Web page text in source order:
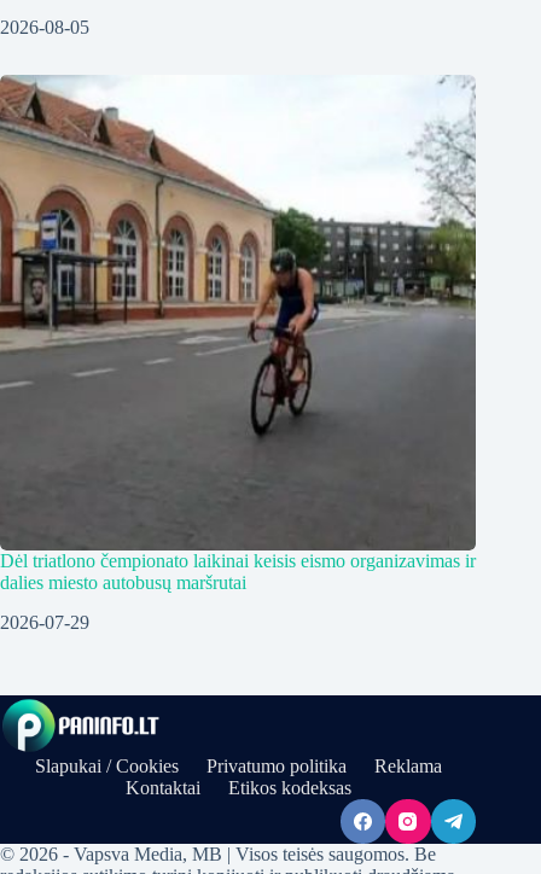
2026-08-05
Dėl triatlono čempionato laikinai keisis eismo organizavimas ir
dalies miesto autobusų maršrutai
2026-07-29
Slapukai / Cookies Privatumo politika
Reklama
Kontaktai
Etikos kodeksas
© 2026 - Vapsva Media, MB | Visos teisės saugomos. Be